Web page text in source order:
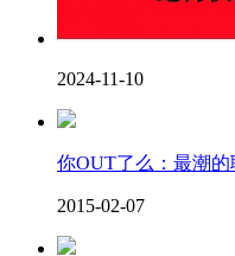
2024-11-10
你OUT了么：最潮的
2015-02-07